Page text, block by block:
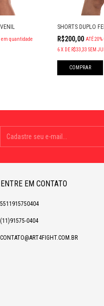
em quantidade
SHORTS DUPLO
R$200,00 ATÉ 20%
6X DE R$33,33 SEM
COMPRAR
ENTRE EM CONTATO
5511915750404
(11)91575-0404
CONTATO@ART4FIGHT.COM.BR